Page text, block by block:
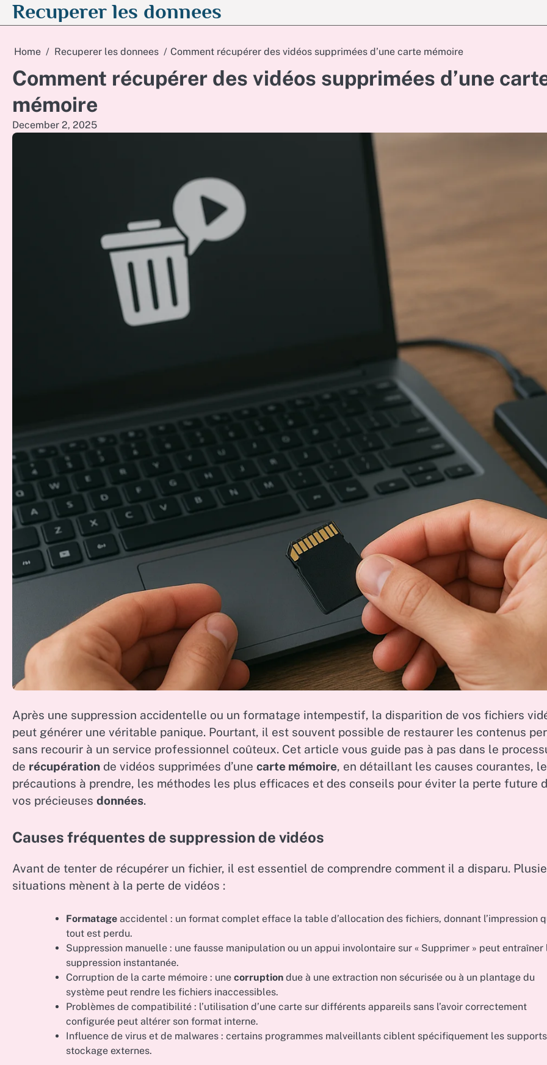
SkipRecuperer les donnees
Home Recuperer les donnees Comment récupérer des vidéos supprimées d’une carte mémoire
Comment récupérer des vidéos supprimées d’une
mémoire
December 2, 2025
Après une suppression accidentelle ou un formatage intempestif, la disparition de vos fichiers
peut générer une véritable panique. Pourtant, il est souvent possible de restaurer les contenus
sans recourir à un service professionnel coûteux. Cet article vous guide pas à pas dans le
de récupération de vidéos supprimées d’une carte mémoire, en détaillant les causes courantes,
précautions à prendre, les méthodes les plus efficaces et des conseils pour éviter la perte future
vos précieuses données.
Causes fréquentes de suppression de vidéos
Avant de tenter de récupérer un fichier, il est essentiel de comprendre comment il a disparu.
situations mènent à la perte de vidéos :
Formatage accidentel : un format complet efface la table d’allocation des fichiers, donnant l’impression
tout est perdu.
Suppression manuelle : une fausse manipulation ou un appui involontaire sur « Supprimer » peut entraîner
suppression instantanée.
Corruption de la carte mémoire : une corruption due à une extraction non sécurisée ou à un plantage du
système peut rendre les fichiers inaccessibles.
Problèmes de compatibilité : l’utilisation d’une carte sur différents appareils sans l’avoir correctement
configurée peut altérer son format interne.
Influence de virus et de malwares : certains programmes malveillants ciblent spécifiquement les
stockage externes.